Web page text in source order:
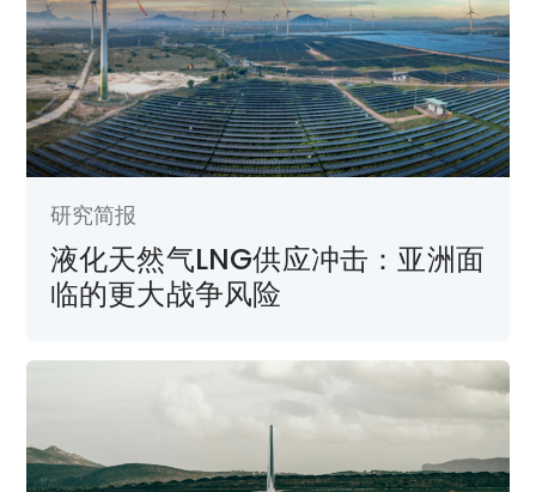
研究简报
液化天然气LNG供应冲击：亚洲面
临的更大战争风险